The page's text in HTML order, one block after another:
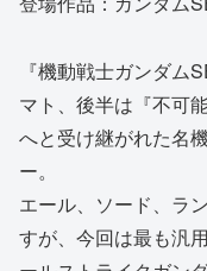
『機動戦士ガンダム
マト、後半は『不可
へと受け継がれた名
ー。
エール、ソード、ラ
すが、今回は最も汎